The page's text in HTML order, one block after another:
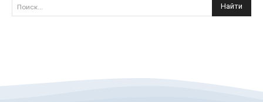
Поиск... Найти